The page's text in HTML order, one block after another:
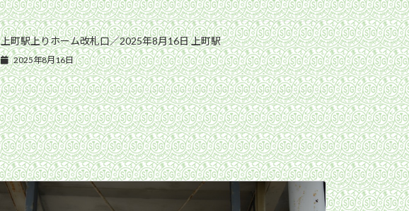
上町駅上りホーム改札口／2025年8月16日 上町駅
2025年8月16日